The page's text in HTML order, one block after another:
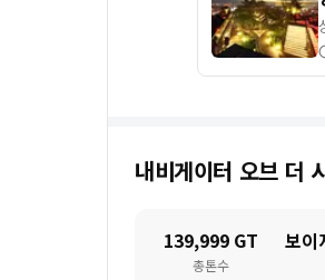
내비게이터 오브 더
139,999 GT
총톤수
보이